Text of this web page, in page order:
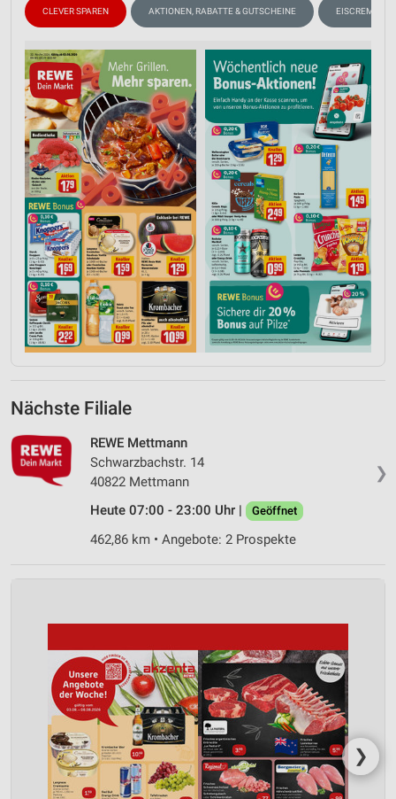
CLEVER SPAREN AKTIONEN, RABATTE & GUTSCHEINE EISCREME
Nächste Filiale
❯
REWE Mettmann
Schwarzbachstr. 14
40822 Mettmann
Heute 07:00 - 23:00 Uhr |
Geöffnet
462,86 km • Angebote: 2 Prospekte
❯